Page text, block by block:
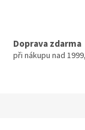
Doprava zdarma
při nákupu nad